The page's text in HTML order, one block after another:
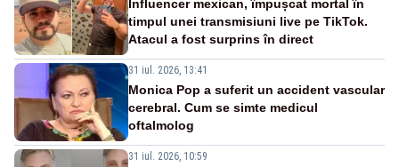
Influencer mexican, împușcat mortal în
timpul unei transmisiuni live pe TikTok.
Atacul a fost surprins în direct
31 iul. 2026, 13:41
Monica Pop a suferit un accident vascular
cerebral. Cum se simte medicul
oftalmolog
31 iul. 2026, 10:59